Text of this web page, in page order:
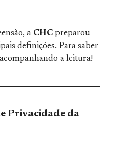
a CHC preparou
definições. Para saber
a leitura!
Privacidade da